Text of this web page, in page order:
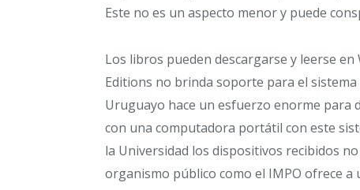
Este no es un aspecto menor y puede
Los libros pueden descargarse y leerse
Editions no brinda soporte para el
Uruguayo hace un esfuerzo enorme para
con una computadora portátil con este
la Universidad los dispositivos recibidos
organismo público como el IMPO ofrece a